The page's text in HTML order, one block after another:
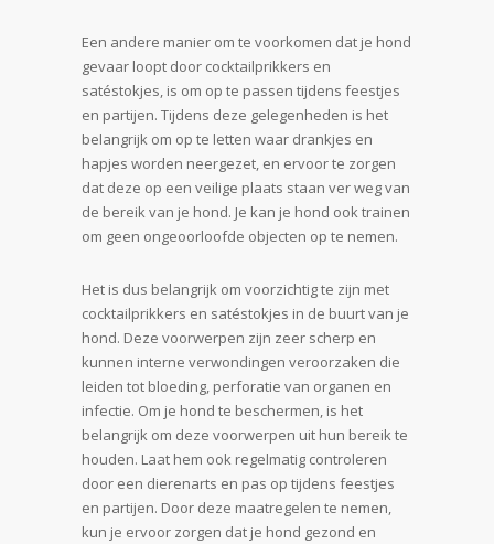
Een andere manier om te voorkomen dat je hond
gevaar loopt door cocktailprikkers en
satéstokjes, is om op te passen tijdens feestjes
en partijen. Tijdens deze gelegenheden is het
belangrijk om op te letten waar drankjes en
hapjes worden neergezet, en ervoor te zorgen
dat deze op een veilige plaats staan ​​ver weg van
de bereik van je hond. Je kan je hond ook trainen
om geen ongeoorloofde objecten op te nemen.
Het is dus belangrijk om voorzichtig te zijn met
cocktailprikkers en satéstokjes in de buurt van je
hond. Deze voorwerpen zijn zeer scherp en
kunnen interne verwondingen veroorzaken die
leiden tot bloeding, perforatie van organen en
infectie. Om je hond te beschermen, is het
belangrijk om deze voorwerpen uit hun bereik te
houden. Laat hem ook regelmatig controleren
door een dierenarts en pas op tijdens feestjes
en partijen. Door deze maatregelen te nemen,
kun je ervoor zorgen dat je hond gezond en